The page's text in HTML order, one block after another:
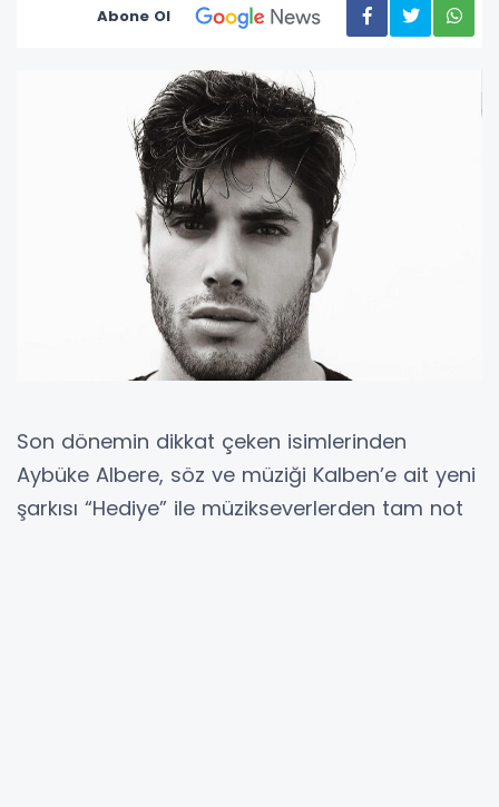
Abone Ol
Son dönemin dikkat çeken isimlerinden
Aybüke Albere, söz ve müziği Kalben’e ait yeni
şarkısı “Hediye” ile müzikseverlerden tam not